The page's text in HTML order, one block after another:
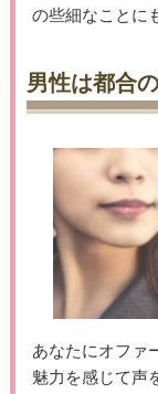
の些細なことに
男性は都合
あなたにオファ
魅力を感じて声